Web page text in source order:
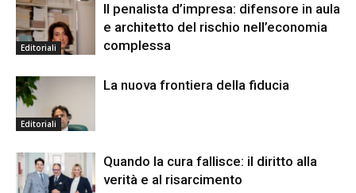
Editoriali
Il penalista d’impresa: difensore in aula
e architetto del rischio nell’economia
complessa
Editoriali
La nuova frontiera della fiducia
Quando la cura fallisce: il diritto alla
verità e al risarcimento